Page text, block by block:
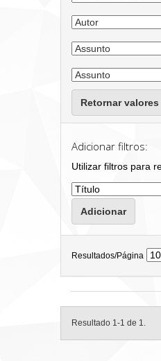
Retornar valores
Adicionar filtros:
Utilizar filtros para
Resultados/Página
Resultado 1-1 de 1.